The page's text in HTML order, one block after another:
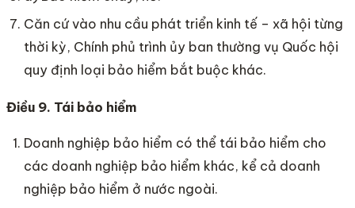
Căn cứ vào nhu cầu phát triển kinh tế – xã hội từng
thời kỳ, Chính phủ trình ủy ban thường vụ Quốc hội
quy định loại bảo hiểm bắt buộc khác.
Điều 9. Tái bảo hiểm
Doanh nghiệp bảo hiểm có thể tái bảo hiểm cho
các doanh nghiệp bảo hiểm khác, kể cả doanh
nghiệp bảo hiểm ở nước ngoài.